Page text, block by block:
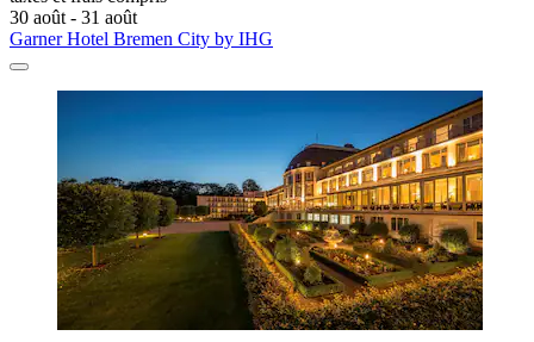
30 août - 31 août
Garner Hotel Bremen City by IHG